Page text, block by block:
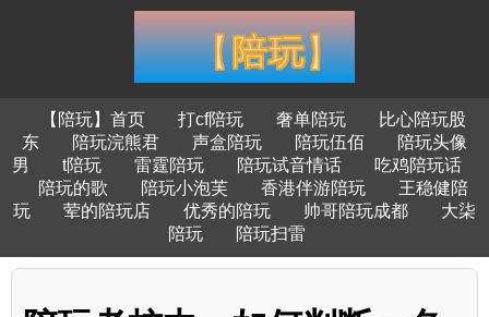
【陪玩】首页 打cf陪玩 奢单陪玩
比心陪玩股
东
陪玩浣熊君 声盒陪玩 陪玩伍佰
陪玩头像
男
t陪玩 雷霆陪玩 陪玩试音情话
吃鸡陪玩话
陪玩的歌
陪玩小泡芙 香港伴游陪玩
王稳健陪
玩
荤的陪玩店 优秀的陪玩 帅哥陪玩成都
大柒
陪玩
陪玩扫雷